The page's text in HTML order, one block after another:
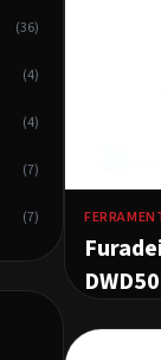
(36)
(4)
(4)
(7)
(7)